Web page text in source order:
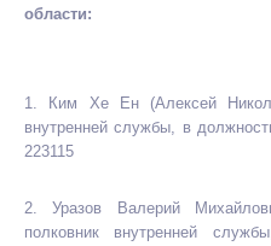
области:
1. Ким Хе Ен (Алексей
внутренней службы, в
223115
2. Уразов Валерий
полковник внутренней